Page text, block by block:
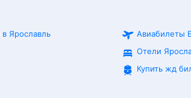
Ярославль Авиабилеты
Отели
Купить жд